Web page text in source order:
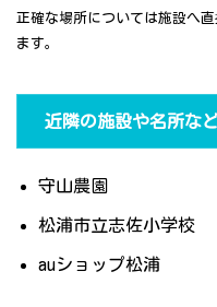
正確な場所については施設へ
ます。
近隣の施設や名所な
守山農園
松浦市立志佐小学校
auショップ松浦